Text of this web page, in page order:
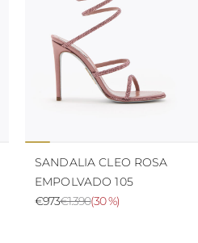
SANDALIA CLEO ROSA
EMPOLVADO 105
€1.390
€973 (30 %)